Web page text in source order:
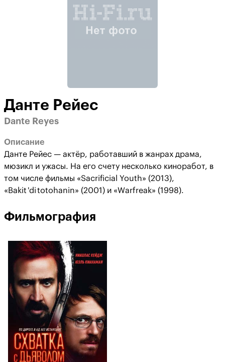
Данте Рейес
Dante Reyes
Описание
Данте Рейес — актёр, работавший в жанрах драма,
мюзикл и ужасы. На его счету несколько киноработ, в
том числе фильмы «Sacrificial Youth» (2013),
«Bakit 'di totohanin» (2001) и «Warfreak» (1998).
Фильмография